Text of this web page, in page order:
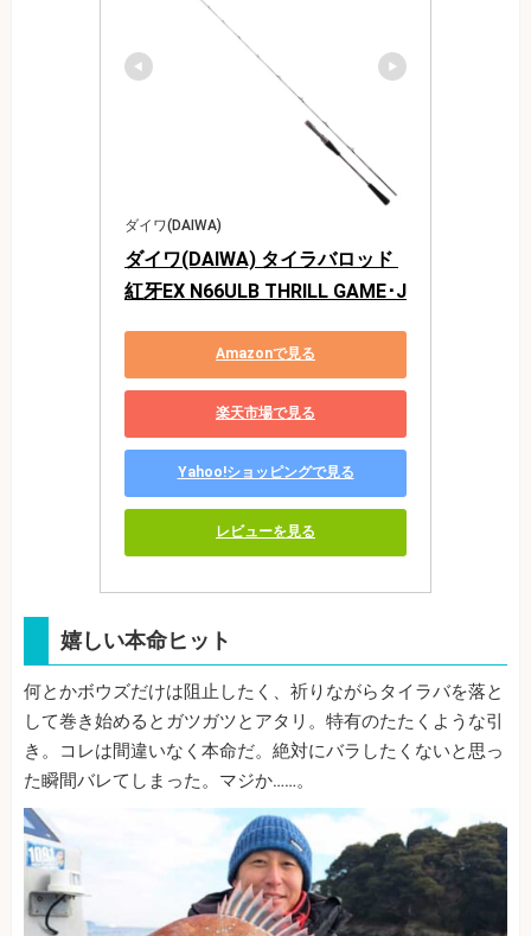
ダイワ(DAIWA)
ダイワ(DAIWA) タイラバロッド
紅牙EX N66ULB THRILL GAME･J
Amazonで見る
楽天市場で見る
Yahoo!ショッピングで見る
レビューを見る
嬉しい本命ヒット
何とかボウズだけは阻止したく、祈りながらタイラバを落と
して巻き始めるとガツガツとアタリ。特有のたたくような引
き。コレは間違いなく本命だ。絶対にバラしたくないと思っ
た瞬間バレてしまった。マジか……。